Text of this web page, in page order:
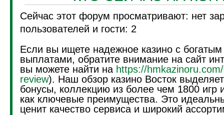
Сейчас этот форум просматривают: нет
пользователей и гости: 2
Если вы ищете надежное казино с
выплатами, обратите внимание на сайт
вы можете найти на https://
review). Наш обзор казино Восток
бонусы, коллекцию из более чем 1800 игр
как ключевые преимущества. Это
ценит качество сервиса и широкий